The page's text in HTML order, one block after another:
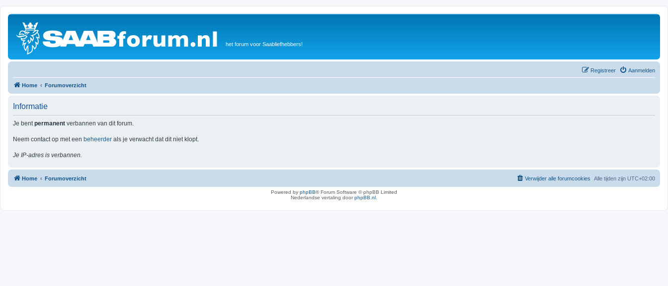
het forum voor Saabliefhebbers!
Aanmelden
Registreer
Home Forumoverzicht
Informatie
Je bentpermanent verbannen van dit forum.
Neem contact op met een beheerder als je verwacht dat dit niet klopt.
Je IP-adres is verbannen.
Home Forumoverzicht Alle tijden zijn UTC+02:00
Verwijder alle forumcookies
Powered by phpBB® Forum Software © phpBB Limited
Nederlandse vertaling doorphpBB.nl